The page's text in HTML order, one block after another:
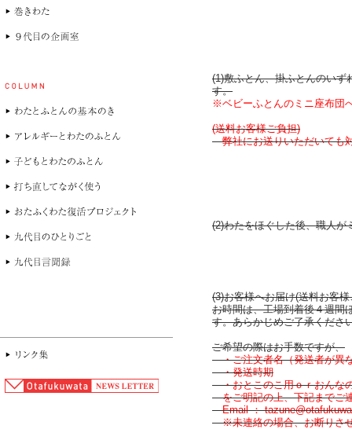
(1)敷ふとん、掛ふとんのいず
す。
※ベビーふとんのミニ座布団
(送料お客様ご負担)
弊社にお送りいただいても
(2)わたをほぐした後、職人が
(3)お客様へお届け(送料お客
お時間は、工場到着後４週間
す。あらかじめご了承くださ
ご希望の際はお手数ですが、
・ご注文者名（発送者が異
・発送時期
・おとこのこ用ｏｒおんな
をご明記の上、下記までご
Email ：
※未連絡の場合、お断りさせ